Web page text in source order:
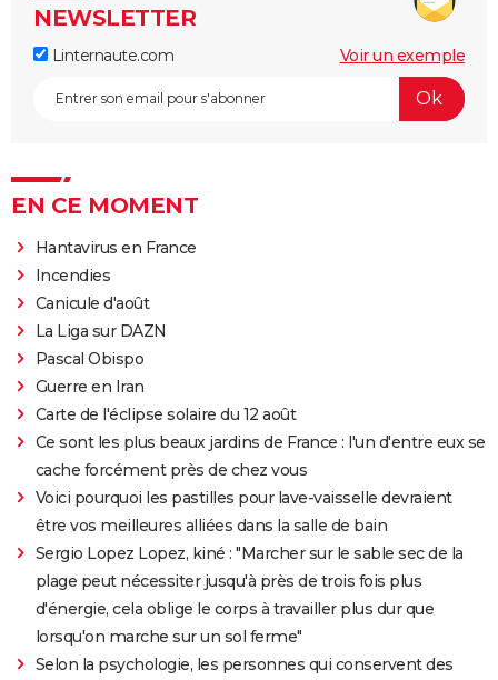
NEWSLETTER
Linternaute.com Voir un exemple
EN CE MOMENT
Hantavirus en France
Incendies
Canicule d'août
La Liga sur DAZN
Pascal Obispo
Guerre en Iran
Carte de l'éclipse solaire du 12 août
Ce sont les plus beaux jardins de France : l'un d'entre eux se
cache forcément près de chez vous
Voici pourquoi les pastilles pour lave-vaisselle devraient
être vos meilleures alliées dans la salle de bain
Sergio Lopez Lopez, kiné : "Marcher sur le sable sec de la
plage peut nécessiter jusqu'à près de trois fois plus
d'énergie, cela oblige le corps à travailler plus dur que
lorsqu'on marche sur un sol ferme"
Selon la psychologie, les personnes qui conservent des